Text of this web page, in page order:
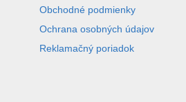
Obchodné podmienky
Ochrana osobných údajov
Reklamačný poriadok